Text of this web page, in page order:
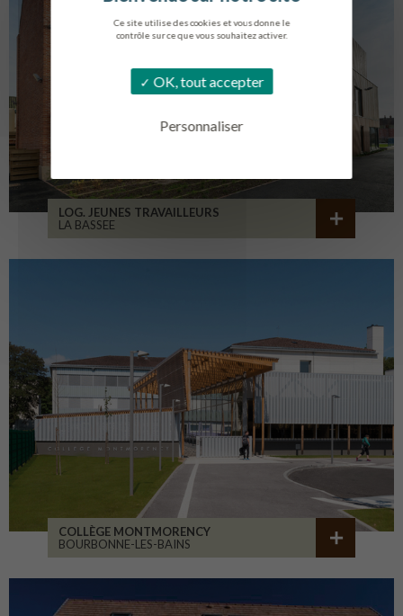
Ce site utilise des cookies et vous donne le
contrôle sur ce que vous souhaitez activer.
OK, tout accepter
Personnaliser
LOG. JEUNES TRAVAILLEURS
LA BASSEE
COLLÈGE MONTMORENCY
BOURBONNE-LES-BAINS